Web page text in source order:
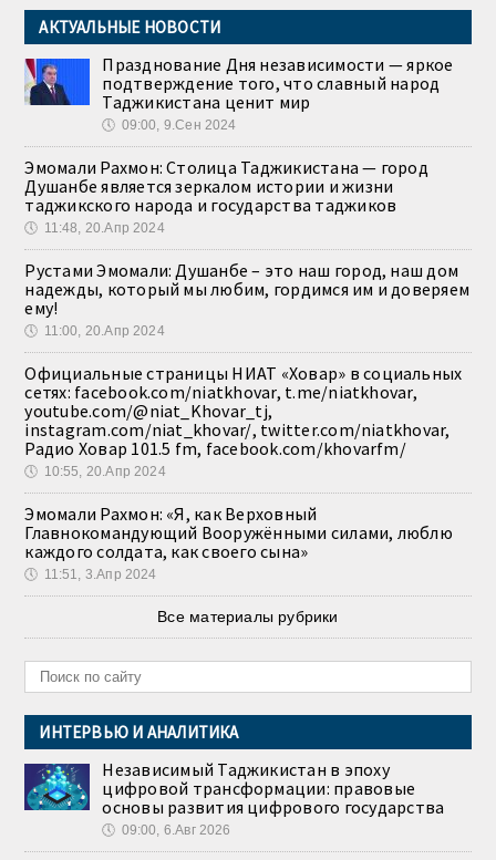
АКТУАЛЬНЫЕ НОВОСТИ
Празднование Дня независимости — яркое
подтверждение того, что славный народ
Таджикистана ценит мир
🕔 09:00, 9.Сен 2024
Эмомали Рахмон: Столица Таджикистана — город
Душанбе является зеркалом истории и жизни
таджикского народа и государства таджиков
🕔 11:48, 20.Апр 2024
Рустами Эмомали: Душанбе – это наш город, наш дом
надежды, который мы любим, гордимся им и доверяем
ему!
🕔 11:00, 20.Апр 2024
Официальные страницы НИАТ «Ховар» в социальных
сетях: facebook.com/niatkhovar, t.me/niatkhovar,
youtube.com/@niat_Khovar_tj,
instagram.com/niat_khovar/, twitter.com/niatkhovar,
Радио Ховар 101.5 fm, facebook.com/khovarfm/
🕔 10:55, 20.Апр 2024
Эмомали Рахмон: «Я, как Верховный
Главнокомандующий Вооружёнными силами, люблю
каждого солдата, как своего сына»
🕔 11:51, 3.Апр 2024
Все материалы рубрики
ИНТЕРВЬЮ И АНАЛИТИКА
Независимый Таджикистан в эпоху
цифровой трансформации: правовые
основы развития цифрового государства
🕔 09:00, 6.Авг 2026